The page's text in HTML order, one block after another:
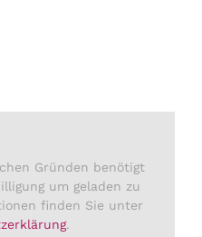
Gründen benötigt
um geladen zu
finden Sie unter
.